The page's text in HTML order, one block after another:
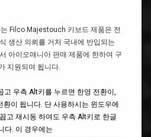
Filco Majestouch 키보드 제품은 전
생산 의뢰를 거처 국내에 반입되는
아이오매니아 판매 제품에 한하여 구
지원되며 됩니다.
고 우측 Alt키를 누르면 한영 전환이,
이 됩니다. 단 사용하시는 윈도우에
고 재시동 하여도 우측 Alt키로 한글
다. 이 경우에는